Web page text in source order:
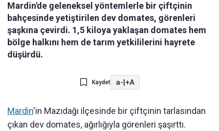
Mardin'de geleneksel yöntemlerle bir çiftçinin
bahçesinde yetiştirilen dev domates, görenleri
şaşkına çevirdi. 1,5 kiloya yaklaşan domates hem
bölge halkını hem de tarım yetkililerini hayrete
düşürdü.
Kaydet a-|+A
Mardin'in Mazıdağı ilçesinde bir çiftçinin tarlasından
çıkan dev domates, ağırlığıyla görenleri şaşırttı.